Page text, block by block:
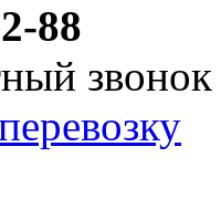
88
звонок